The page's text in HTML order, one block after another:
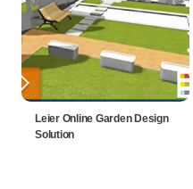
Leier Online Garden Design
Solution